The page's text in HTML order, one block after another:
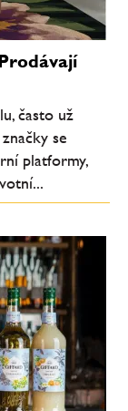
často už
se
platformy,